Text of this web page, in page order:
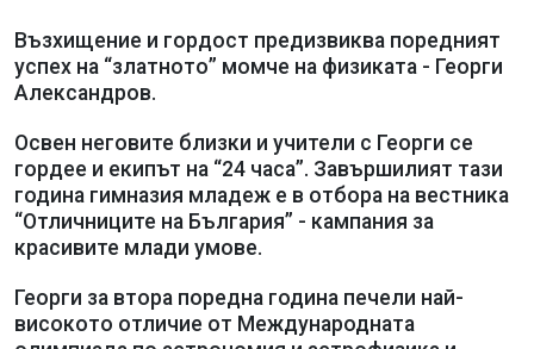
Възхищение и гордост предизвиква поредният
успех на “златното” момче на физиката - Георги
Александров.
Освен неговите близки и учители с Георги се
гордее и екипът на “24 часа”. Завършилият тази
година гимназия младеж е в отбора на вестника
“Отличниците на България” - кампания за
красивите млади умове.
Георги за втора поредна година печели най-
високото отличие от Международната